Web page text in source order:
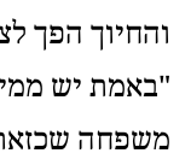
והחיוך הפך
"באמת יש
משפחה